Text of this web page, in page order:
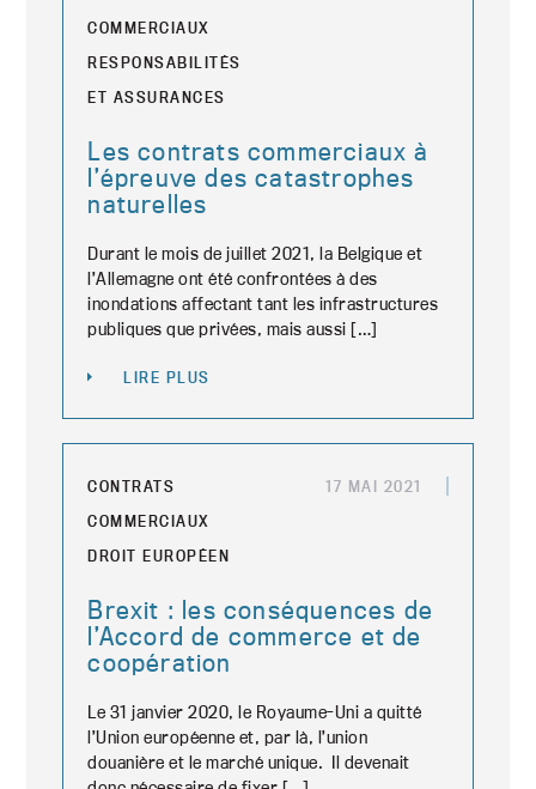
COMMERCIAUX
RESPONSABILITÉS
ET ASSURANCES
Les contrats commerciaux à
l’épreuve des catastrophes
naturelles
Durant le mois de juillet 2021, la Belgique et
l’Allemagne ont été confrontées à des
inondations affectant tant les infrastructures
publiques que privées, mais aussi […]
LIRE PLUS
CONTRATS
COMMERCIAUX
DROIT EUROPÉEN
17 MAI 2021
Brexit : les conséquences de
l’Accord de commerce et de
coopération
Le 31 janvier 2020, le Royaume-Uni a quitté
l’Union européenne et, par là, l’union
douanière et le marché unique. Il devenait